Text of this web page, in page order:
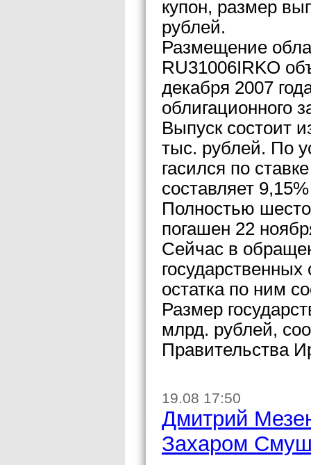
купон, размер
рублей.
Размещение
RU31006IRKO
декабря 2007
облигационного
Выпуск состоит
тыс. рублей. По
гасился по
составляет
Полностью
погашен 22
Сейчас в
остатка по ним
Размер
млрд. рублей,
Правительства
19.08 17:50
Дмитрий
Захаром